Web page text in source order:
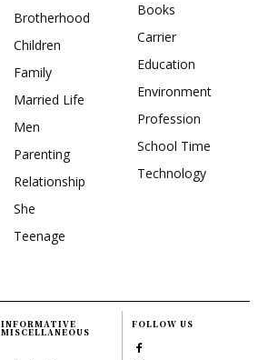
Brotherhood
Children
Family
Married Life
Men
Parenting
Relationship
She
Teenage
Books
Carrier
Education
Environment
Profession
School Time
Technology
INFORMATIVE
MISCELLANEOUS
FOLLOW US